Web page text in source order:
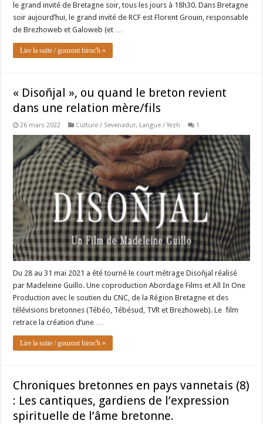
le grand invité de Bretagne soir, tous les jours à 18h30. Dans Bretagne
soir aujourd’hui, le grand invité de RCF est Florent Grouin, responsable
de Brezhoweb et Galoweb (et …
Lire la suite / gouzout hiroc'h »
« Disoñjal », ou quand le breton revient
dans une relation mère/fils
26 mars 2022 Culture / Sevenadur, Langue / Yezh 1
Du 28 au 31 mai 2021 a été tourné le court métrage Disoñjal réalisé
par Madeleine Guillo. Une coproduction Abordage Films et All In One
Production avec le soutien du CNC, de la Région Bretagne et des
télévisions bretonnes (Tébéo, Tébésud, TVR et Brezhoweb). Le film
retrace la création d’une …
Lire la suite / gouzout hiroc'h »
Chroniques bretonnes en pays vannetais (8)
: Les cantiques, gardiens de l’expression
spirituelle de l’âme bretonne.